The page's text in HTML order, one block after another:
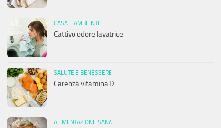
CASA E AMBIENTE
Cattivo odore lavatrice
SALUTE E BENESSERE
Carenza vitamina D
ALIMENTAZIONE SANA